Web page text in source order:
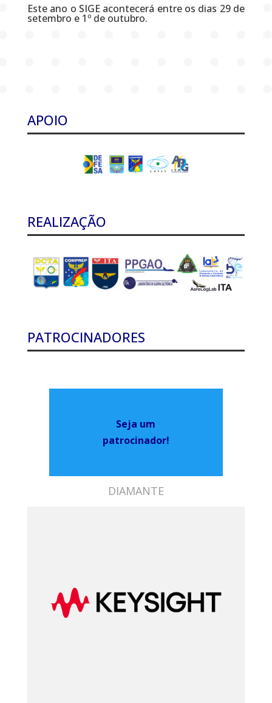
Este ano o SIGE acontecerá entre os dias 29 de
setembro e 1º de outubro.
APOIO
REALIZAÇÃO
PATROCINADORES